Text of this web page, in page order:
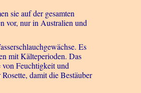
sie auf der gesamten
vor, nur in Australien und
Es
mit Kälteperioden. Das
Feuchtigkeit und
damit die Bestäuber